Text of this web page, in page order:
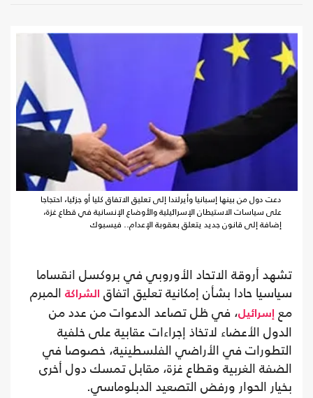
دعت دول من بينها إسبانيا وأيرلندا إلى تعليق الاتفاق كليا أو جزئيا، احتجاجا
على سياسات الاستيطان الإسرائيلية والأوضاع الإنسانية في قطاع غزة،
إضافة إلى قانون جديد يتعلق بعقوبة الإعدام.. فيسبوك
تشهد أروقة الاتحاد الأوروبي في بروكسل انقساما
سياسيا حادا بشأن إمكانية تعليق اتفاق الشراكة المبرم
مع إسرائيل، في ظل تصاعد الدعوات من عدد من
الدول الأعضاء لاتخاذ إجراءات عقابية على خلفية
التطورات في الأراضي الفلسطينية، خصوصا في
الضفة الغربية وقطاع غزة، مقابل تمسك دول أخرى
بخيار الحوار ورفض التصعيد الدبلوماسي.